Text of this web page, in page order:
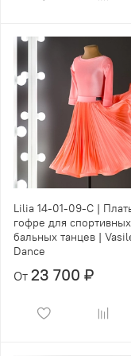
Lilia 14-01-09-С |
гофре для спортивных
бальных танцев |
Dance
От 23 700 ₽